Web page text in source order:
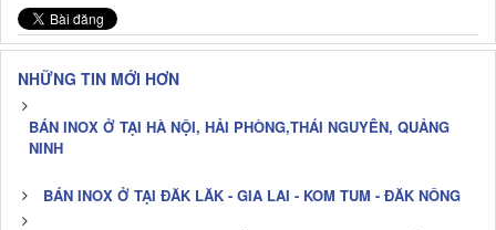
NHỮNG TIN MỚI HƠN
BÁN INOX Ở TẠI HÀ NỘI, HẢI PHÒNG,THÁI NGUYÊN, QUẢNG
NINH
BÁN INOX Ở TẠI ĐĂK LĂK - GIA LAI - KOM TUM - ĐĂK NÔNG